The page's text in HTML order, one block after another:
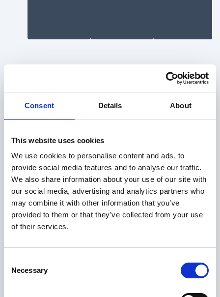
Consent Details About
This website uses cookies
We use cookies to personalise content and ads, to
provide social media features and to analyse our traffic.
We also share information about your use of our site with
our social media, advertising and analytics partners who
may combine it with other information that you’ve
provided to them or that they’ve collected from your use
of their services.
Selection
Necessary
Si quieres participar en el evento y ser parte de la
Apellidos*
Correo electrónico
Teléfono